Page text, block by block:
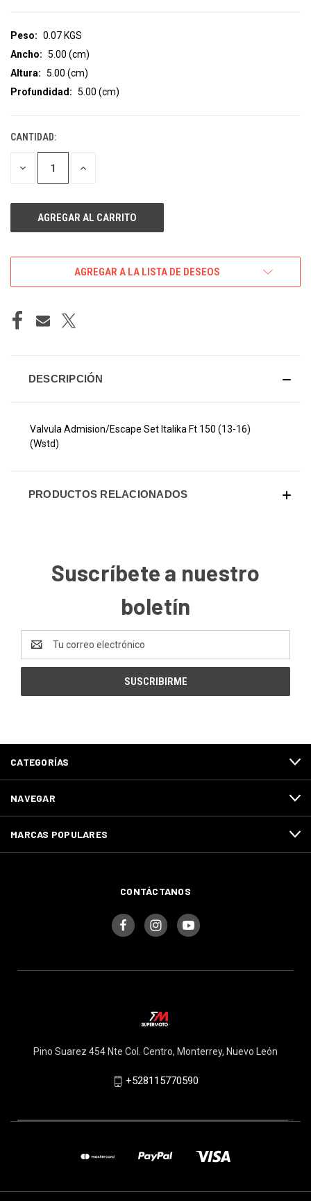
Peso: 0.07 KGS
Ancho: 5.00 (cm)
Altura: 5.00 (cm)
Profundidad: 5.00 (cm)
EXISTENCIAS
ACTUALES:
CANTIDAD:
DISMINUIR
CANTIDAD
UNDEFINED
AUMENTAR
UNDEFINED
AGREGAR A LA LISTA DE DESEOS
DESCRIPCIÓN
Valvula Admision/Escape Set Italika Ft 150 (13-16)
(Wstd)
PRODUCTOS RELACIONADOS
Suscríbete a nuestro
boletín
Dirección
de
correo
CATEGORÍAS
NAVEGAR
MARCAS POPULARES
CONTÁCTANOS
Pino Suarez 454 Nte Col. Centro, Monterrey, Nuevo León
+528115770590